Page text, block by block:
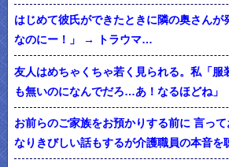
はじめて彼氏ができたときに隣の奥さんが
なのにー！」 → トラウマ…
友人はめちゃくちゃ若く見られる。私「服
も無いのになんでだろ…あ！なるほどね」
お前らのご家族をお預かりする前に 言っ
なりきびしい話もするが介護職員の本音を